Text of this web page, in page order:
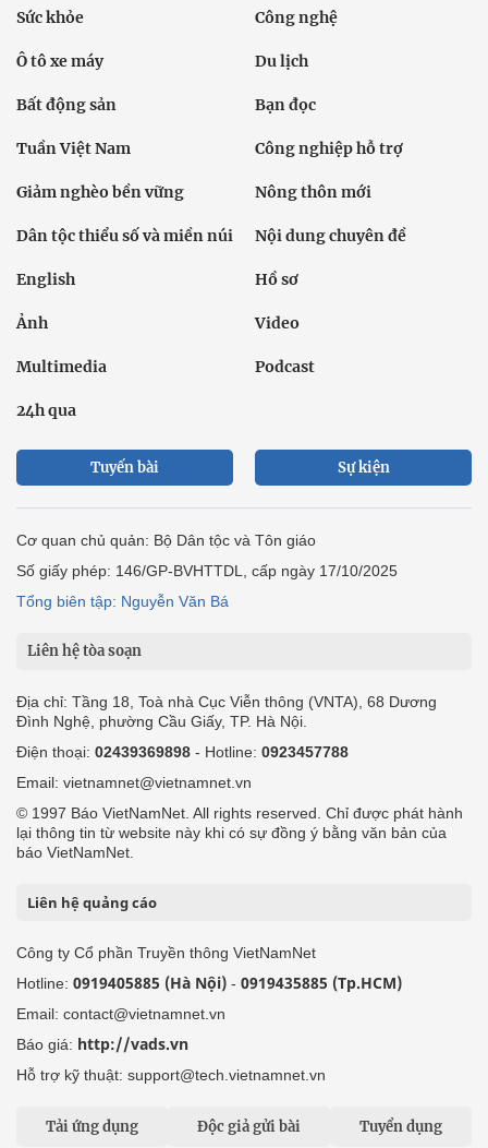
Sức khỏe Công nghệ
Ô tô xe máy Du lịch
Bất động sản Bạn đọc
Tuần Việt Nam Công nghiệp hỗ trợ
Giảm nghèo bền vững Nông thôn mới
Dân tộc thiểu số và miền núi Nội dung chuyên đề
English Hồ sơ
Ảnh Video
Multimedia Podcast
24h qua
Tuyến bài Sự kiện
Cơ quan chủ quản: Bộ Dân tộc và Tôn giáo
Số giấy phép: 146/GP-BVHTTDL, cấp ngày 17/10/2025
Tổng biên tập: Nguyễn Văn Bá
Liên hệ tòa soạn
Địa chỉ: Tầng 18, Toà nhà Cục Viễn thông (VNTA), 68 Dương
Đình Nghệ, phường Cầu Giấy, TP. Hà Nội.
Điện thoại: 02439369898 - Hotline: 0923457788
Email: vietnamnet@vietnamnet.vn
© 1997 Báo VietNamNet. All rights reserved. Chỉ được phát hành
lại thông tin từ website này khi có sự đồng ý bằng văn bản của
báo VietNamNet.
Liên hệ quảng cáo
Công ty Cổ phần Truyền thông VietNamNet
Hotline: 0919405885 (Hà Nội) - 0919435885 (Tp.HCM)
Email: contact@vietnamnet.vn
Báo giá: http://vads.vn
Hỗ trợ kỹ thuật: support@tech.vietnamnet.vn
Tải ứng dụng Độc giả gửi bài Tuyển dụng